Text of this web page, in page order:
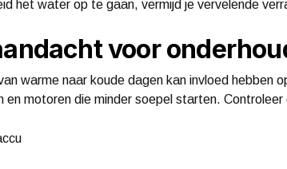
het water op te gaan, vermijd je vervelende
voor
warme naar koude dagen kan invloed hebben
en motoren die minder soepel starten.